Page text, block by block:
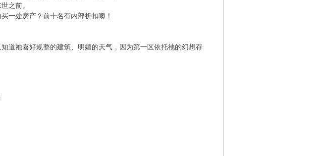
之前。
处房产？前十名有内部折扣噢！
祂喜好规整的建筑、明媚的天气，因为第一区依托祂的幻想存